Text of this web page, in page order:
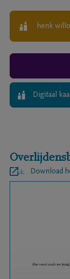
henk
Digitaal
Download